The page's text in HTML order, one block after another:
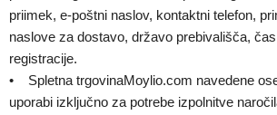
priimek, e-poštni naslov, kontaktni telefon,
naslove za dostavo, državo prebivališča,
registracije.
• Spletna trgovinaMoylio.com navedene
uporabi izključno za potrebe izpolnitve